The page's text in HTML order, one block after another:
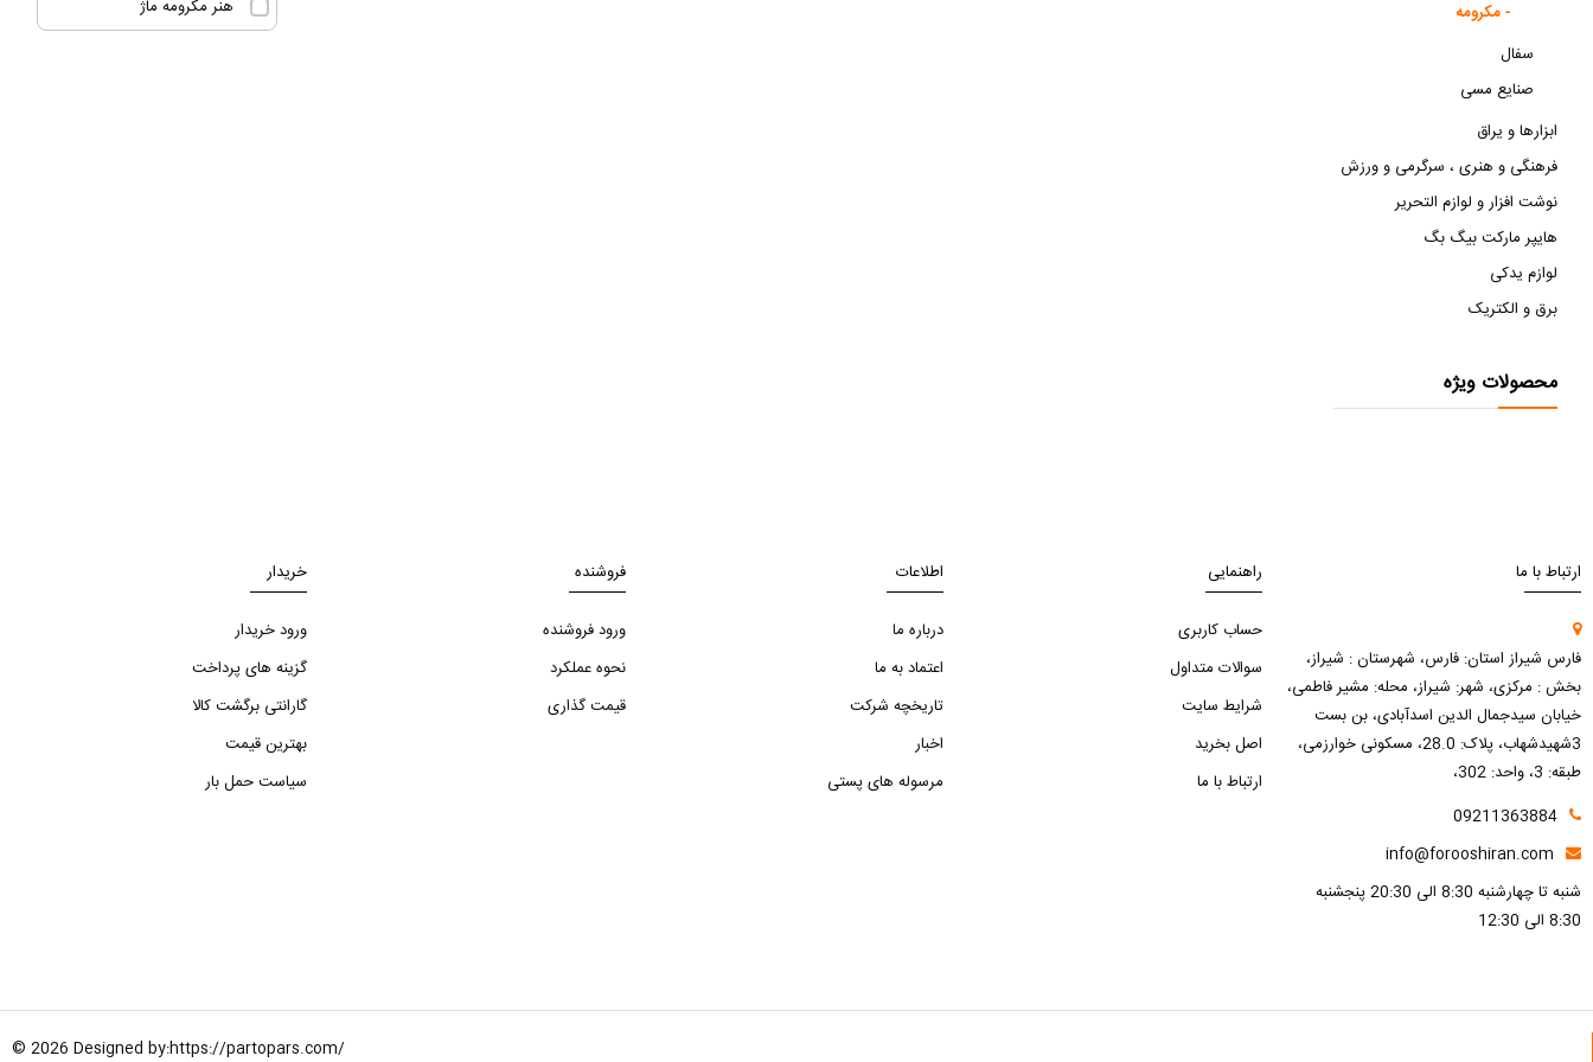
هنر مکرومه ماژ
مکرومه -
سفال
صنایع مسی
ابزارها و یراق
فرهنگی و هنری ، سرگرمی و ورزش
نوشت افزار و لوازم التحریر
هایپر مارکت بیگ بگ
لوازم یدکی
برق و الکتریک
محصولات ویژه
ارتباط با ما
فارس شیراز استان: فارس، شهرستان : شیراز،
بخش : مرکزی، شهر: شیراز، محله: مشیر فاطمی،
خیابان سیدجمال الدین اسدآبادی، بن بست
3شهیدشهاب، پلاک: 28.0، مسکونی خوارزمی،
طبقه: 3، واحد: 302،
09211363884
info@forooshiran.com
شنبه تا چهارشنبه 8:30 الی 20:30 پنجشنبه
8:30 الی 12:30
راهنمایی
حساب کاربری
سوالات متداول
شرایط سایت
اصل بخرید
ارتباط با ما
اطلاعات
درباره ما
اعتماد به ما
تاریخچه شرکت
اخبار
مرسوله های پستی
فروشنده
ورود فروشنده
نحوه عملکرد
قیمت گذاری
خریدار
ورود خریدار
گزینه های پرداخت
گارانتی برگشت کالا
بهترین قیمت
سیاست حمل بار
© 2026 Designed by:https://partopars.com/